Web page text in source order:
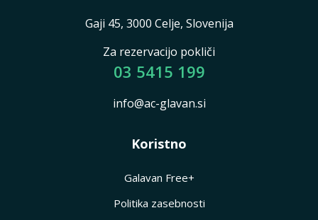
Gaji 45, 3000 Celje, Slovenija
Za rezervacijo pokliči
03 5415 199
info@ac-glavan.si
Koristno
Galavan Free+
Politika zasebnosti